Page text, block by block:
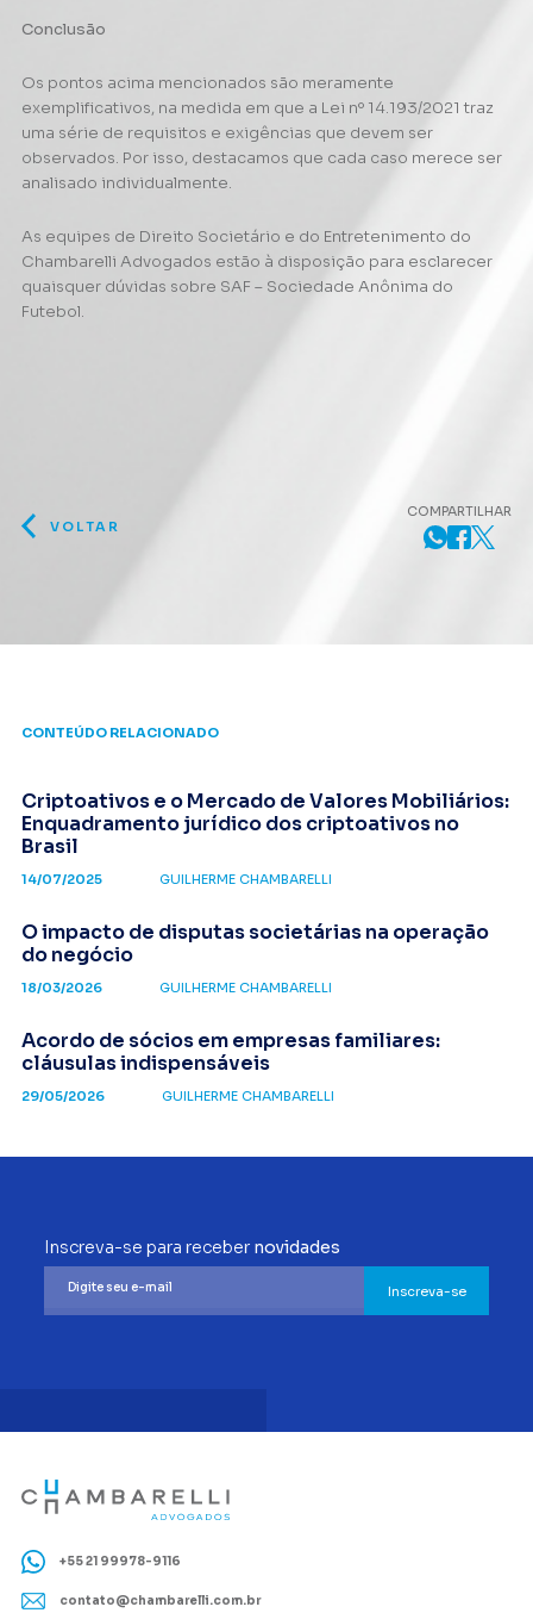
Conclusão
Os pontos acima mencionados são meramente
exemplificativos, na medida em que a Lei nº 14.193/2021 traz
uma série de requisitos e exigências que devem ser
observados. Por isso, destacamos que cada caso merece ser
analisado individualmente.
As equipes de Direito Societário e do Entretenimento do
Chambarelli Advogados estão à disposição para esclarecer
quaisquer dúvidas sobre SAF – Sociedade Anônima do
Futebol.
VOLTAR
COMPARTILHAR
CONTEÚDO RELACIONADO
Criptoativos e o Mercado de Valores Mobiliários:
Enquadramento jurídico dos criptoativos no
Brasil
14/07/2025 GUILHERME CHAMBARELLI
O impacto de disputas societárias na operação
do negócio
18/03/2026 GUILHERME CHAMBARELLI
Acordo de sócios em empresas familiares:
cláusulas indispensáveis
29/05/2026 GUILHERME CHAMBARELLI
Inscreva-se para receber novidades
Inscreva-se
+55 21 99978-9116
contato@chambarelli.com.br